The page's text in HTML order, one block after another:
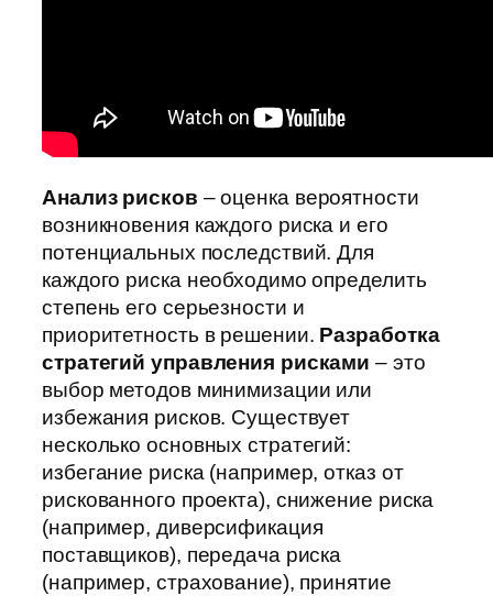
Анализ рисков – оценка вероятности
возникновения каждого риска и его
потенциальных последствий. Для
каждого риска необходимо определить
степень его серьезности и
приоритетность в решении. Разработка
стратегий управления рисками – это
выбор методов минимизации или
избежания рисков. Существует
несколько основных стратегий:
избегание риска (например, отказ от
рискованного проекта), снижение риска
(например, диверсификация
поставщиков), передача риска
(например, страхование), принятие